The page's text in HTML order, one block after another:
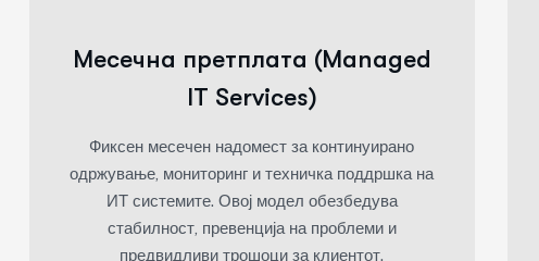
Месечна претплата (Managed
IT Services)
Фиксен месечен надомест за континуирано
одржување, мониторинг и техничка поддршка на
ИТ системите. Овој модел обезбедува
стабилност, превенција на проблеми и
предвидливи трошоци за клиентот.